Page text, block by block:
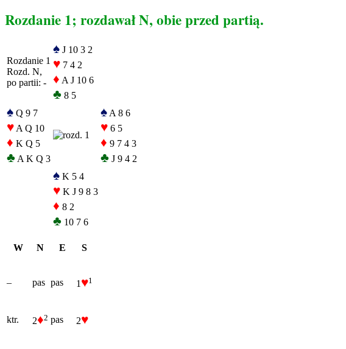
Rozdanie 1; rozdawał N, obie przed partią.
Rozdanie 1
Rozd. N,
po partii: -
♠ J 10 3 2
♥ 7 4 2
♦ A J 10 6
♣ 8 5
♠ Q 9 7
♥ A Q 10
♦ K Q 5
♣ A K Q 3
♠ A 8 6
♥ 6 5
♦ 9 7 4 3
♣ J 9 4 2
♠ K 5 4
♥ K J 9 8 3
♦ 8 2
♣ 10 7 6
W N E S
– pas pas 1 ♥1
ktr. 2♦2 pas 2♥